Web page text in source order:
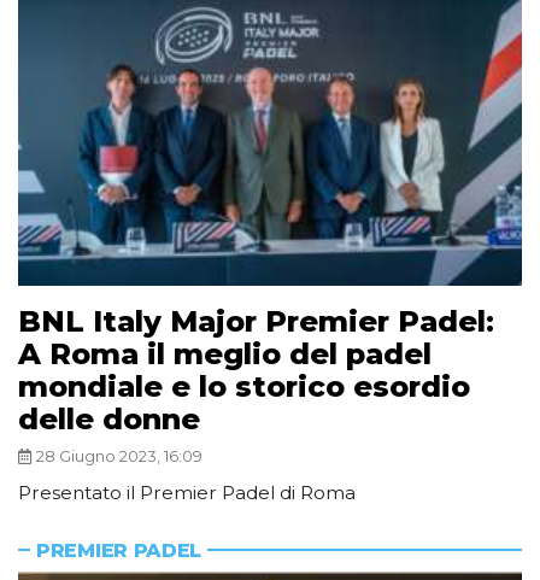
BNL Italy Major Premier Padel:
A Roma il meglio del padel
mondiale e lo storico esordio
delle donne
28 Giugno 2023, 16:09
Presentato il Premier Padel di Roma
PREMIER PADEL